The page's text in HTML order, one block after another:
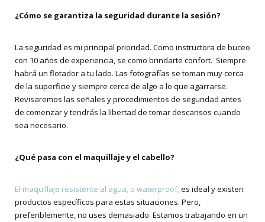
¿Cómo se garantiza la seguridad durante la sesión?
La seguridad es mi principal prioridad. Como instructora de buceo
con 10 años de experiencia, se como brindarte confort. Siempre
habrá un flotador a tu lado. Las fotografías se toman muy cerca
de la superficie y siempre cerca de algo a lo que agarrarse.
Revisaremos las señales y procedimientos de seguridad antes
de comenzar y tendrás la libertad de tomar descansos cuando
sea necesario.
¿Qué pasa con el maquillaje y el cabello?
El maquillaje resistente al agua, o waterproof,es ideal y existen
productos específicos para estas situaciones. Pero,
preferiblemente, no uses demasiado. Estamos trabajando en un